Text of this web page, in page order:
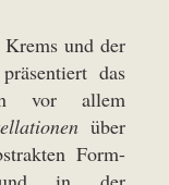
und der
das
vor allem
über
Form-